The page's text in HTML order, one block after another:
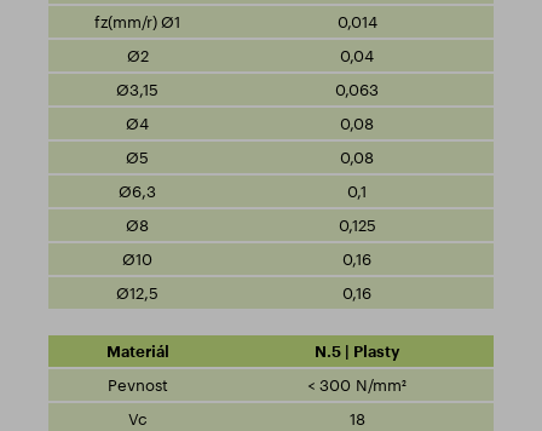
0,014
0,04
0,063
0,08
0,08
0,1
0,125
0,16
0,16
N.5 | Plasty
< 300 N/mm²
18